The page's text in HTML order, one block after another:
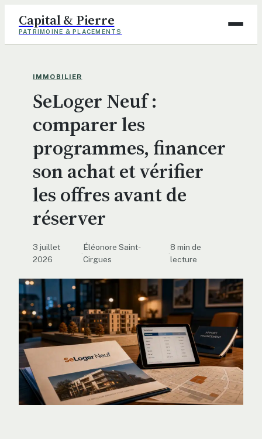
Capital & Pierre
PATRIMOINE & PLACEMENTS
Finance
Immobilier
Maison
Déco
IMMOBILIER
SeLoger Neuf :
comparer les
programmes, financer
son achat et vérifier
les offres avant de
réserver
3 juillet
2026
·
Éléonore Saint-
Cirgues
·
8 min de
lecture